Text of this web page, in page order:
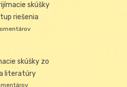
skúšky
riešenia
skúšky zo
literatúry